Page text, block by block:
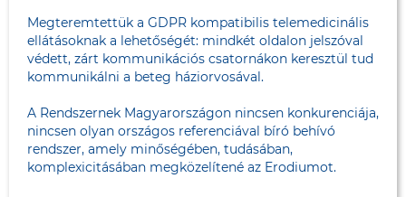
Megteremtettük a GDPR kompatibilis telemedicinális
ellátásoknak a lehetőségét: mindkét oldalon jelszóval
védett, zárt kommunikációs csatornákon keresztül tud
kommunikálni a beteg háziorvosával.
A Rendszernek Magyarországon nincsen konkurenciája,
nincsen olyan országos referenciával bíró behívó
rendszer, amely minőségében, tudásában,
komplexicitásában megközelítené az Erodiumot.